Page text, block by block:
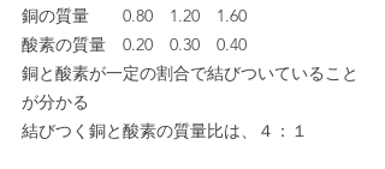
銅の質量　　0.80　1.20　1.60
酸素の質量　0.20　0.30　0.40
銅と酸素が一定の割合で結びついていること
が分かる
結びつく銅と酸素の質量比は、４：１